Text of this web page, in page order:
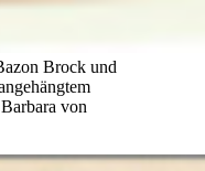
Brock und
von